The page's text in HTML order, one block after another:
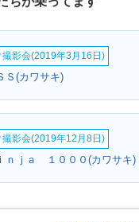
影会(2019年3月16日)
Ｓ(カワサキ)
影会(2019年12月8日)
ｎｊａ １０００(カワサキ)